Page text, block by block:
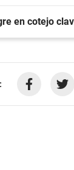
en cotejo